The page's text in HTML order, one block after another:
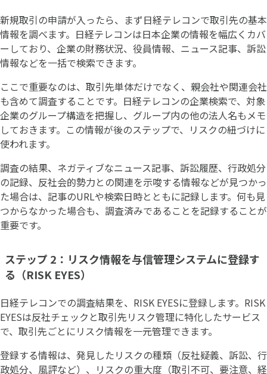
新規取引の申請が入ったら、まず日経テレコンで取引先の基本
情報を調べます。日経テレコンは日本企業の情報を幅広くカバ
ーしており、企業の財務状況、役員情報、ニュース記事、訴訟
情報などを一括で検索できます。
ここで重要なのは、取引先単体だけでなく、親会社や関連会社
も含めて調査することです。日経テレコンの企業検索で、対象
企業のグループ構造を把握し、グループ内の他の法人名もメモ
しておきます。この情報が後のステップで、リスクの紐づけに
使われます。
調査の結果、ネガティブなニュース記事、訴訟履歴、行政処分
の記録、反社会的勢力との関連を示唆する情報などが見つかっ
た場合は、記事のURLや検索日時とともに記録します。何も見
つからなかった場合も、調査済みであることを記録することが
重要です。
ステップ 2：リスク情報を与信管理システムに登録す
る（RISK EYES）
日経テレコンでの調査結果を、RISK EYESに登録します。RISK
EYESは反社チェックと取引先リスク管理に特化したサービス
で、取引先ごとにリスク情報を一元管理できます。
登録する情報は、発見したリスクの種類（反社疑義、訴訟、行
政処分、風評など）、リスクの重大度（取引不可、要注意、経